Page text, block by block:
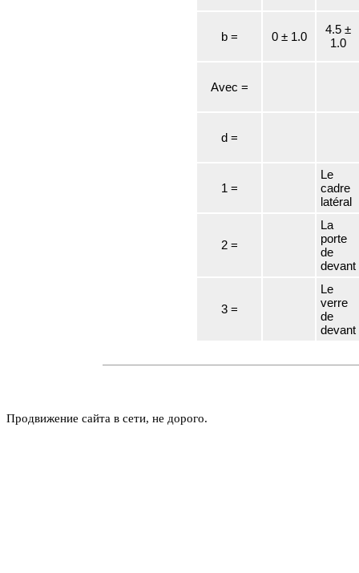
b = 0 ± 1.0
4.5 ±
1.0
Avec =
d =
1 =
Le
cadre
latéral
2 =
La
porte
de
devant
3 =
Le
verre
de
devant
Продвижение сайта в сети, не дорого.